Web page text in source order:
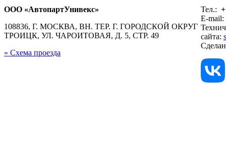
ООО «АвтопартУнивекс»
108836, Г. МОСКВА, ВН. ТЕР. Г. ГОРОДСКОЙ ОКРУГ
ТРОИЦК, УЛ. ЧАРОИТОВАЯ, Д. 5, СТР. 49
» Схема проезда
Тел.:
E-mail:
сайта: